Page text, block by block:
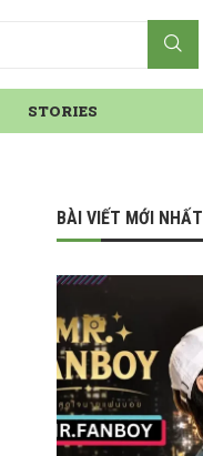
STORIES
BÀI VIẾT MỚI NHẤT